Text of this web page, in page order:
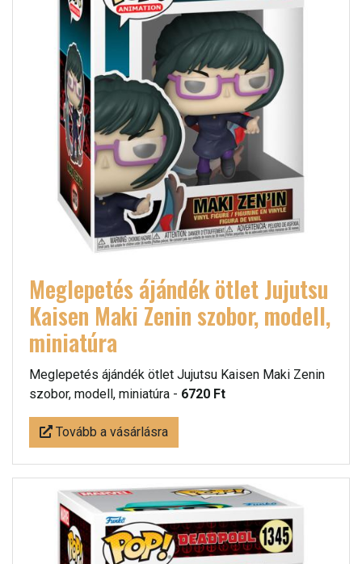
Meglepetés ájándék ötlet Jujutsu
Kaisen Maki Zenin szobor, modell,
miniatúra
Meglepetés ájándék ötlet Jujutsu Kaisen Maki Zenin
szobor, modell, miniatúra - 6720 Ft
Tovább a vásárlásra